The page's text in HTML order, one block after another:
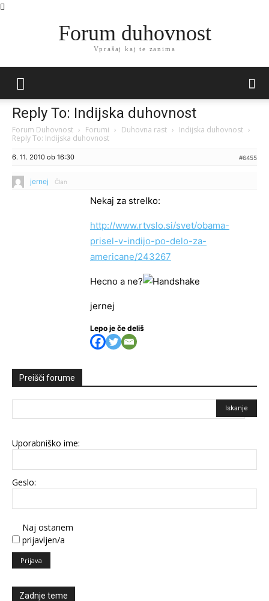
Forum duhovnost
Vprašaj kaj te zanima
Reply To: Indijska duhovnost
Forum Duhovnost › Forumi › Duhovna rast › Indijska duhovnost ›
Reply To: Indijska duhovnost
6. 11. 2010 ob 16:30 #6455
jernej Član
Nekaj za strelko:
http://www.rtvslo.si/svet/obama-
prisel-v-indijo-po-delo-za-
americane/243267
Hecno a ne?
jernej
Lepo je če deliš
Preišči forume
Uporabniško ime:
Geslo:
Naj ostanem
prijavljen/a
Prijava
Zadnje teme